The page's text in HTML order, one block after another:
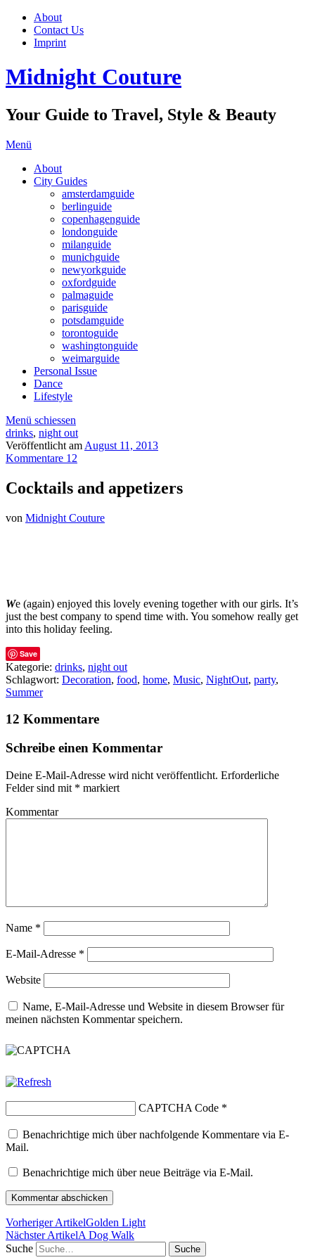
About
Contact Us
Imprint
Midnight Couture
Your Guide to Travel, Style & Beauty
Menü
About
City Guides
amsterdamguide
berlinguide
copenhagenguide
londonguide
milanguide
munichguide
newyorkguide
oxfordguide
palmaguide
parisguide
potsdamguide
torontoguide
washingtonguide
weimarguide
Personal Issue
Dance
Lifestyle
Menü schiessen
drinks, night out
Veröffentlicht am August 11, 2013
Kommentare 12
Cocktails and appetizers
von Midnight Couture
We (again) enjoyed this lovely evening together with our girls. It’s
just the best company to spend time with. You somehow really get
into this holiday feeling.
Save
Kategorie: drinks, night out
Schlagwort: Decoration, food, home, Music, NightOut, party,
Summer
12 Kommentare
Schreibe einen Kommentar
Deine E-Mail-Adresse wird nicht veröffentlicht. Erforderliche
Felder sind mit * markiert
Kommentar
Name *
E-Mail-Adresse *
Website
Name, E-Mail-Adresse und Website in diesem Browser für
meinen nächsten Kommentar speichern.
CAPTCHA Code *
Benachrichtige mich über nachfolgende Kommentare via E-
Mail.
Benachrichtige mich über neue Beiträge via E-Mail.
Vorheriger ArtikelGolden Light
Nächster ArtikelA Dog Walk
Suche